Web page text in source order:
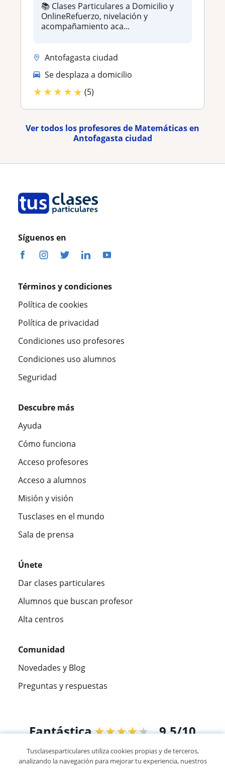
📚 Clases Particulares a Domicilio y
OnlineRefuerzo, nivelación y
acompañamiento aca...
Antofagasta ciudad
Se desplaza a domicilio
★★★★★ (5)
Ver todos los profesores de Matemáticas en
Antofagasta ciudad
Síguenos en
Términos y condiciones
Política de cookies
Política de privacidad
Condiciones uso profesores
Condiciones uso alumnos
Seguridad
Descubre más
Ayuda
Cómo funciona
Acceso profesores
Acceso a alumnos
Misión y visión
Tusclases en el mundo
Sala de prensa
Únete
Dar clases particulares
Alumnos que buscan profesor
Alta centros
Comunidad
Novedades y Blog
Preguntas y respuestas
Fantástica★★★★★ 9,5/10
305915opiniones de alumnos
Tusclasesparticulares utiliza cookies propias y de terceros,
analizando la navegación para mejorar tu experiencia, nuestros